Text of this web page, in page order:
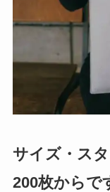
サイズ・ス
200枚からで